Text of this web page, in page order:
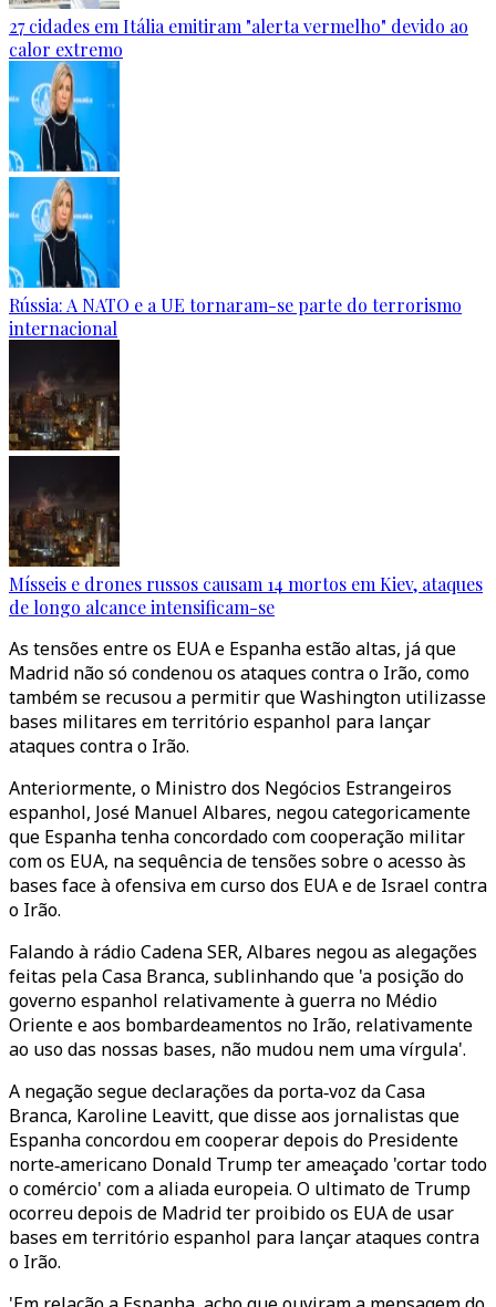
27 cidades em Itália emitiram "alerta vermelho" devido ao
calor extremo
Rússia: A NATO e a UE tornaram-se parte do terrorismo
internacional
Mísseis e drones russos causam 14 mortos em Kiev, ataques
de longo alcance intensificam-se
As tensões entre os EUA e Espanha estão altas, já que
Madrid não só condenou os ataques contra o Irão, como
também se recusou a permitir que Washington utilizasse
bases militares em território espanhol para lançar
ataques contra o Irão.
Anteriormente, o Ministro dos Negócios Estrangeiros
espanhol, José Manuel Albares, negou categoricamente
que Espanha tenha concordado com cooperação militar
com os EUA, na sequência de tensões sobre o acesso às
bases face à ofensiva em curso dos EUA e de Israel contra
o Irão.
Falando à rádio Cadena SER, Albares negou as alegações
feitas pela Casa Branca, sublinhando que 'a posição do
governo espanhol relativamente à guerra no Médio
Oriente e aos bombardeamentos no Irão, relativamente
ao uso das nossas bases, não mudou nem uma vírgula'.
A negação segue declarações da porta‑voz da Casa
Branca, Karoline Leavitt, que disse aos jornalistas que
Espanha concordou em cooperar depois do Presidente
norte‑americano Donald Trump ter ameaçado 'cortar todo
o comércio' com a aliada europeia. O ultimato de Trump
ocorreu depois de Madrid ter proibido os EUA de usar
bases em território espanhol para lançar ataques contra
o Irão.